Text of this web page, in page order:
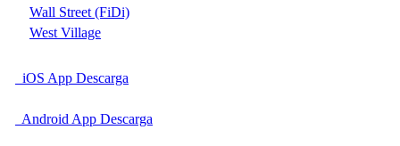
Wall Street (FiDi)
West Village
iOS App Descarga
Android App Descarga